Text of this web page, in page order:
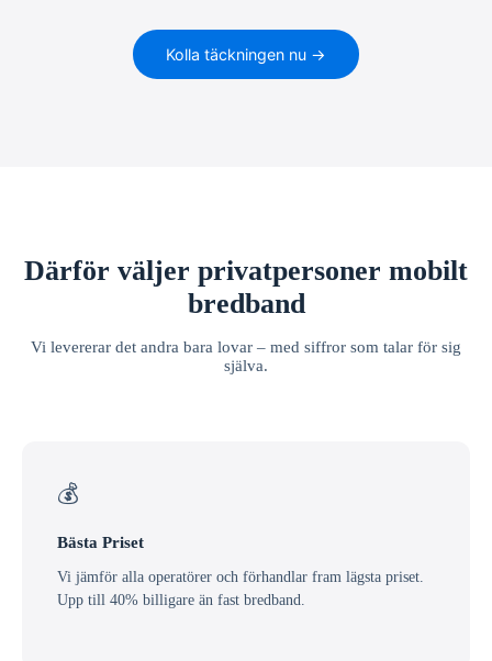
Kolla täckningen nu →
Därför väljer privatpersoner mobilt
bredband
Vi levererar det andra bara lovar – med siffror som talar för sig
själva.
💰
Bästa Priset
Vi jämför alla operatörer och förhandlar fram lägsta priset.
Upp till 40% billigare än fast bredband.